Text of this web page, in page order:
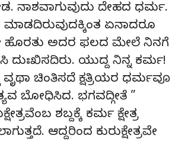
ನಾಶವಾಗುವುದು ದೇಹದ ಧರ್ಮ.
ಮಾಡದಿರುವುದಕ್ಕಿಂತ ಏನಾದರೂ
ಹೊರತು ಅದರ ಫಲದ ಮೇಲೆ ನಿನಗೆ
ದುಃಖಿಸದಿರು. ಯುದ್ದ ನಿನ್ನ ಕರ್ಮ!
ಚಿಂತಿಸದೆ ಕ್ಷತ್ರಿಯರ ಧರ್ಮವೂ
ಬೋಧಿಸಿದ. ಭಗವದ್ಗೀತೆ ”
ಶಬ್ದಕ್ಕೆ ಕರ್ಮ ಕ್ಷೇತ್ರ
ಆದ್ದರಿಂದ ಕುರುಕ್ಷೇತ್ರವೇ